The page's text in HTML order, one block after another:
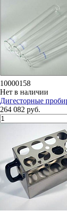
10000158
Нет в наличии
Дигесторные
264 082 руб.